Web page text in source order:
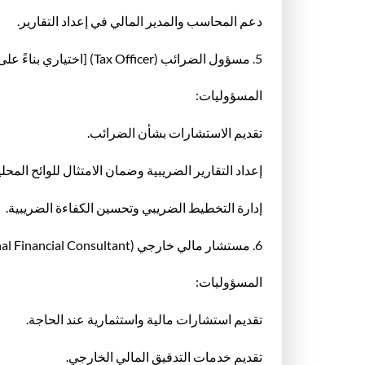
دعم المحاسب والمدير المالي في إعداد التقارير.
5. مسؤول الضرائب (Tax Officer) [اختياري بناءً على حجم العمل]
المسؤوليات:
تقديم الاستشارات بشأن الضرائب.
إعداد التقارير الضريبية وضمان الامتثال للوائح
إدارة التخطيط الضريبي وتحسين الكفاءة الضريبية.
6. مستشار مالي خارجي (External Financial Consultant) [عند الحاجة]
المسؤوليات:
تقديم استشارات مالية واستثمارية عند الحاجة.
تقديم خدمات التدقيق المالي الخارجي.